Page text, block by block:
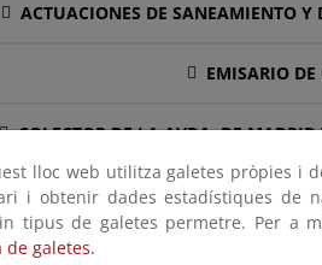
ACTUACIONES DE SANEAMIENTO
EMISARIO
COLECTOR DE LA AVDA. DE
julio, de Presupuestos Generales
sexagésima primera, se
lloc web utilitza galetes pròpies i
i obtenir dades estadístiques de
tipus de galetes permetre. Per a
de galetes.